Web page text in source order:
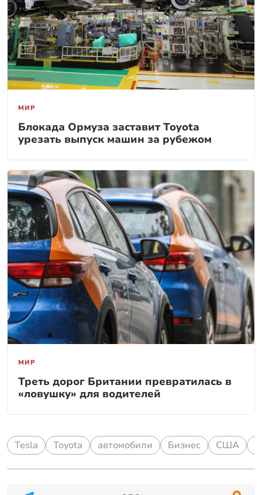
МИР
Блокада Ормуза заставит Toyota
урезать выпуск машин за рубежом
МИР
Треть дорог Британии превратилась в
«ловушку» для водителей
Tesla Toyota автомобили Бизнес США